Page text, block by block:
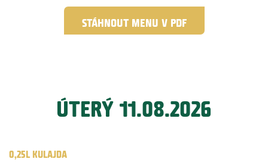
STÁHNOUT MENU V PDF
ÚTERÝ 11.08.2026
0,25L KULAJDA